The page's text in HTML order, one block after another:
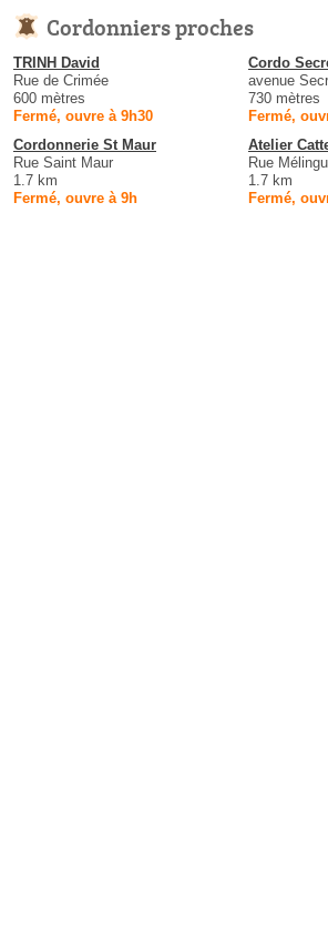
Cordonniers proches
TRINH David
Rue de Crimée
600 mètres
Fermé, ouvre à 9h30
Cordo
avenue
730 mètres
Fermé,
Cordonnerie St Maur
Rue Saint Maur
1.7 km
Fermé, ouvre à 9h
Atelier
Rue
1.7 km
Fermé,